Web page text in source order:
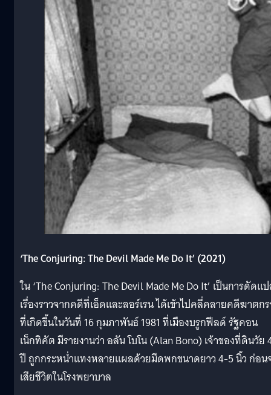
‘The Conjuring: The Devil Made Me Do It’ (2021)
ใน ‘The Conjuring: The Devil Made Me Do It’ เป็นการดัดแ
เรื่องราวจากคดีที่เอ็ดและลอร์เรน ได้เข้าไปคลี่คลายคดีฆาตก
ที่เกิดขึ้นในวันที่ 16 กุมภาพันธ์ 1981 ที่เมืองบรูกฟีลด์ รัฐคอน
เน็กทิคัต มีรายงานว่า อลัน โบโน (Alan Bono) เจ้าของที่ดินวัย
ปี ถูกกระหน่ำแทงหลายแผลด้วยมีดพกขนาดยาว 4-5 นิ้ว ก่อน
เสียชีวิตในโรงพยาบาล